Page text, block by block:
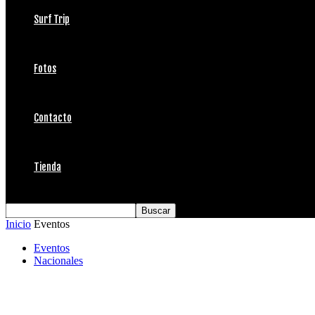
Surf Trip
Fotos
Contacto
Tienda
Inicio Eventos
Eventos
Nacionales